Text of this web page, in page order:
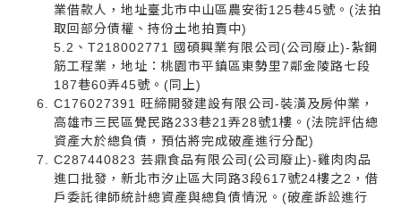
業借款人，地址臺北市中山區農安街125巷45號。(法拍
取回部分債權、持份土地拍賣中)
5.2、T218002771 國碩興業有限公司(公司廢止)-紮鋼
筋工程業，地址：桃園市平鎮區東勢里7鄰金陵路七段
187巷60弄45號。(同上)
C176027391 旺締開發建設有限公司-裝潢及房仲業，
高雄市三民區覺民路233巷21弄28號1樓。(法院評估總
資產大於總負債，預估將完成破產進行分配)
C287440823 芸鼎食品有限公司(公司廢止)-雞肉肉品
進口批發，新北市汐止區大同路3段617號24樓之2，借
戶委託律師統計總資產與總負債情況。(破產訴訟進行